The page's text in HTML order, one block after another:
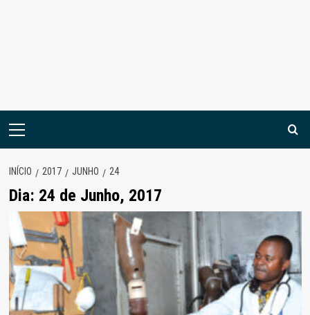
Menu
INÍCIO 2017 JUNHO 24
Dia: 24 de Junho, 2017